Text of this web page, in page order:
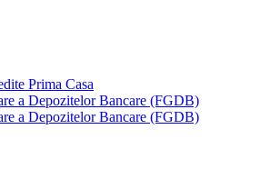
Prima Casa
a Depozitelor Bancare (FGDB)
a Depozitelor Bancare (FGDB)